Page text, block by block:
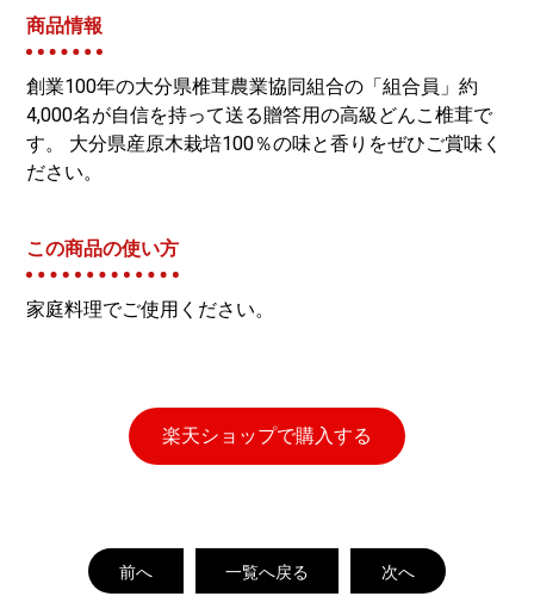
商品情報
創業100年の大分県椎茸農業協同組合の「組合員」約
4,000名が自信を持って送る贈答用の高級どんこ椎茸で
す。 大分県産原木栽培100％の味と香りをぜひご賞味く
ださい。
この商品の使い方
家庭料理でご使用ください。
楽天ショップで購入する
前へ 一覧へ戻る 次へ